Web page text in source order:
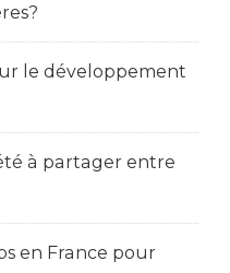
le développement
à partager entre
en France pour